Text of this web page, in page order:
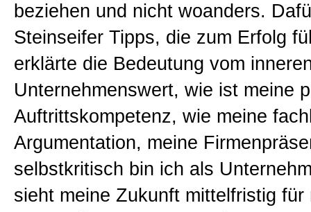
beziehen und nicht woanders.
Steinseifer Tipps, die zum Erfolg
erklärte die Bedeutung vom
Unternehmenswert, wie ist meine
Auftrittskompetenz, wie meine
Argumentation, meine
selbstkritisch bin ich als
sieht meine Zukunft mittelfristig für